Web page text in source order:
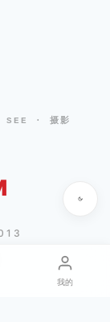
SEE · 摄影
我的